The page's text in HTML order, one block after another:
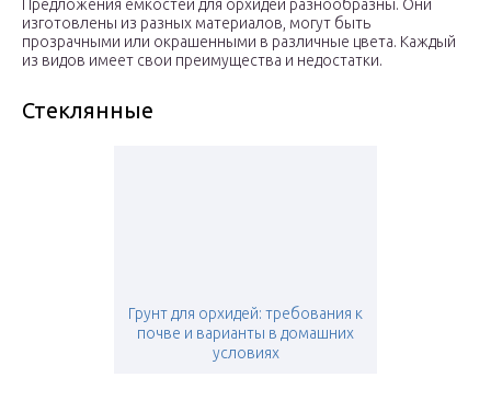
Предложения емкостей для орхидей разнообразны. Они
изготовлены из разных материалов, могут быть
прозрачными или окрашенными в различные цвета. Каждый
из видов имеет свои преимущества и недостатки.
Стеклянные
Грунт для орхидей: требования к
почве и варианты в домашних
условиях